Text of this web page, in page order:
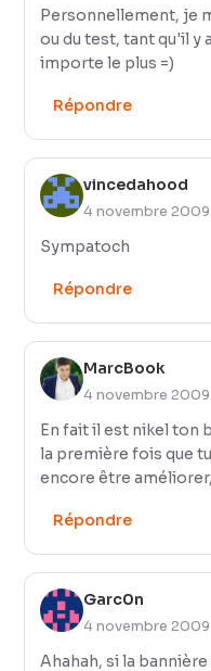
Personnellement, je
ou du test, tant qu'il y
importe le plus =)
Répondre
vincedahood
4 novembre 2009
Sympatoch
Répondre
MarcBook
4 novembre 2009
En fait il est nikel ton
la première fois que
encore être
Répondre
Garc0n
4 novembre 2009
Ahahah, si la